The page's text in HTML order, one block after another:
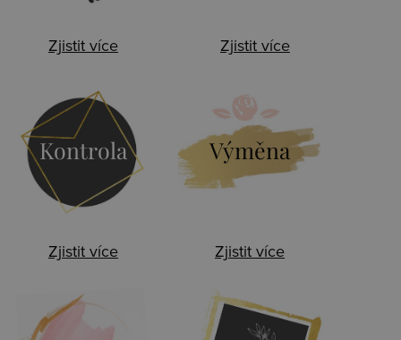
Zjistit více Zjistit více
Kontrola
Zjistit více
Výměna
Zjistit více